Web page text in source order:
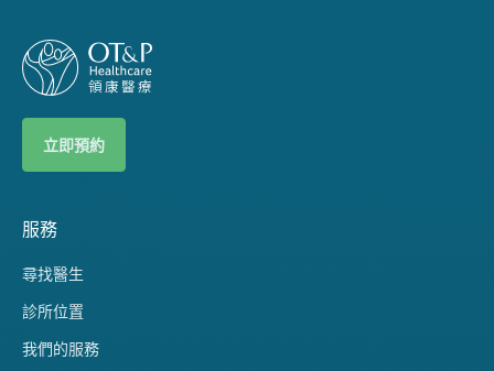
立即預約
服務
尋找醫生
診所位置
我們的服務